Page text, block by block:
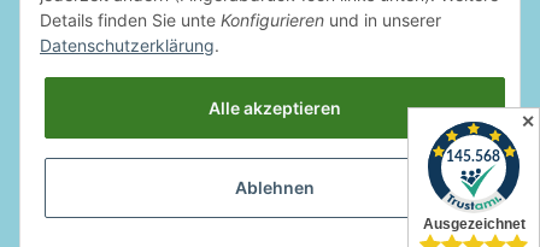
Details finden Sie unte Konfigurieren und in unserer
Datenschutzerklärung.
Alle akzeptieren
Ablehnen
✕